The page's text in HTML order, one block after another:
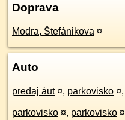
Doprava
Modra, Štefánikova ¤
Auto
predaj áut ¤, parkovisko ¤,
parkovisko ¤, parkovisko ¤